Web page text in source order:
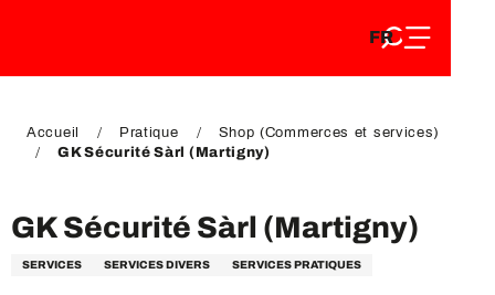
DE
FR
EN
Accueil Pratique
Shop (Commerces et services)
GK Sécurité Sàrl (Martigny)
GK Sécurité Sàrl (Martigny)
SERVICES SERVICES DIVERS SERVICES PRATIQUES